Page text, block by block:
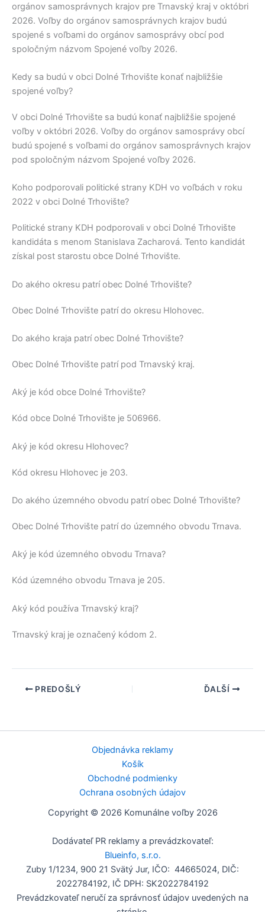
orgánov samosprávnych krajov pre Trnavský kraj v októbri
2026. Voľby do orgánov samosprávnych krajov budú
spojené s voľbami do orgánov samosprávy obcí pod
spoločným názvom Spojené voľby 2026.
Kedy sa budú v obci Dolné Trhovište konať najbližšie
spojené voľby?
V obci Dolné Trhovište sa budú konať najbližšie spojené
voľby v októbri 2026. Voľby do orgánov samosprávy obcí
budú spojené s voľbami do orgánov samosprávnych krajov
pod spoločným názvom Spojené voľby 2026.
Koho podporovali politické strany KDH vo voľbách v roku
2022 v obci Dolné Trhovište?
Politické strany KDH podporovali v obci Dolné Trhovište
kandidáta s menom Stanislava Zacharová. Tento kandidát
získal post starostu obce Dolné Trhovište.
Do akého okresu patrí obec Dolné Trhovište?
Obec Dolné Trhovište patrí do okresu Hlohovec.
Do akého kraja patrí obec Dolné Trhovište?
Obec Dolné Trhovište patrí pod Trnavský kraj.
Aký je kód obce Dolné Trhovište?
Kód obce Dolné Trhovište je 506966.
Aký je kód okresu Hlohovec?
Kód okresu Hlohovec je 203.
Do akého územného obvodu patrí obec Dolné Trhovište?
Obec Dolné Trhovište patrí do územného obvodu Trnava.
Aký je kód územného obvodu Trnava?
Kód územného obvodu Trnava je 205.
Aký kód používa Trnavský kraj?
Trnavský kraj je označený kódom 2.
PREDOŠLÝ ĎALŠÍ
Objednávka reklamy
Košík
Obchodné podmienky
Ochrana osobných údajov
Copyright © 2026 Komunálne voľby 2026
Dodávateľ PR reklamy a prevádzkovateľ:
Blueinfo, s.r.o.
Zuby 1/1234, 900 21 Svätý Jur, IČO: 44665024, DIČ:
2022784192, IČ DPH: SK2022784192
Prevádzkovateľ neručí za správnosť údajov uvedených na